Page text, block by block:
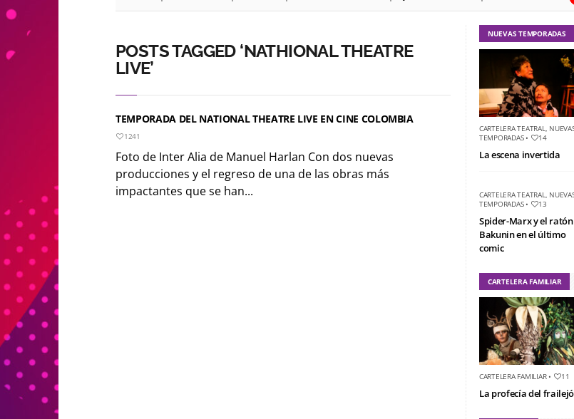
POSTS TAGGED ‘NATHIONAL THEATRE
LIVE’
TEMPORADA DEL NATIONAL THEATRE LIVE EN CINE COLOMBIA
1241
Foto de Inter Alia de Manuel Harlan Con dos nuevas
producciones y el regreso de una de las obras más
impactantes que se han...
NUEVAS TEMPORADAS
CARTELERA TEATRAL,
TEMPORADAS• 14
La escena invertida
CARTELERA TEATRAL,
TEMPORADAS• 13
Spider-Marx y el ratón
Bakunin en el último
comic
CARTELERA FAMILIAR
CARTELERA FAMILIAR• 11
La profecía del